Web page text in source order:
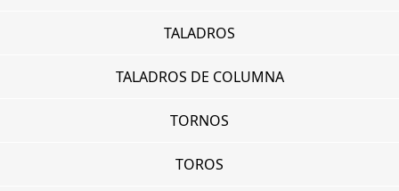
TALADROS
TALADROS DE COLUMNA
TORNOS
TOROS